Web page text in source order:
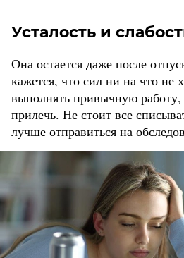
Усталость и
Она остается даже после
кажется, что сил ни на что не
выполнять привычную работу,
прилечь. Не стоит все
лучше отправиться на